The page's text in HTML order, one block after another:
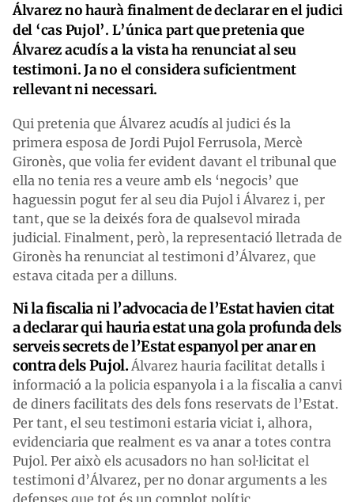
Álvarez no haurà finalment de declarar en el judici
del ‘cas Pujol’. L’única part que pretenia que
Álvarez acudís a la vista ha renunciat al seu
testimoni. Ja no el considera suficientment
rellevant ni necessari.
Qui pretenia que Álvarez acudís al judici és la
primera esposa de Jordi Pujol Ferrusola, Mercè
Gironès, que volia fer evident davant el tribunal que
ella no tenia res a veure amb els ‘negocis’ que
haguessin pogut fer al seu dia Pujol i Álvarez i, per
tant, que se la deixés fora de qualsevol mirada
judicial. Finalment, però, la representació lletrada de
Gironès ha renunciat al testimoni d’Álvarez, que
estava citada per a dilluns.
Ni la fiscalia ni l’advocacia de l’Estat havien citat
a declarar qui hauria estat una gola profunda dels
serveis secrets de l’Estat espanyol per anar en
contra dels Pujol.Álvarez hauria facilitat detalls i
informació a la policia espanyola i a la fiscalia a canvi
de diners facilitats des dels fons reservats de l’Estat.
Per tant, el seu testimoni estaria viciat i, alhora,
evidenciaria que realment es va anar a totes contra
Pujol. Per això els acusadors no han sol·licitat el
testimoni d’Álvarez, per no donar arguments a les
defenses que tot és un complot polític.